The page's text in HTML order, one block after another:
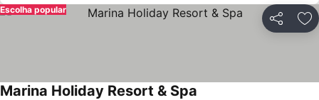
Partilhar
Escolha popular
Marina Holiday Resort & Spa